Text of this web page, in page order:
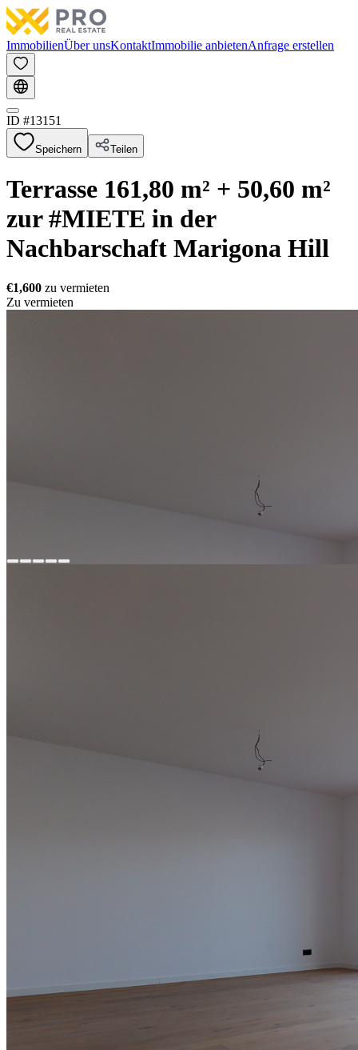
ImmobilienÜber unsKontaktImmobilie anbietenAnfrage erstellen
ID #13151
Speichern Teilen
Terrasse 161,80 m² + 50,60 m²
zur #MIETE in der
Nachbarschaft Marigona Hill
€1,600 zu vermieten
Zu vermieten